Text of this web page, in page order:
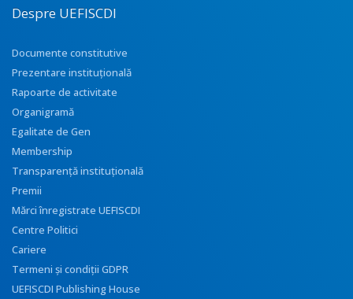
Despre UEFISCDI
Documente constitutive
Prezentare instituţională
Rapoarte de activitate
Organigramă
Egalitate de Gen
Membership
Transparenţă instituţională
Premii
Mărci înregistrate UEFISCDI
Centre Politici
Cariere
Termeni și condiții GDPR
UEFISCDI Publishing House